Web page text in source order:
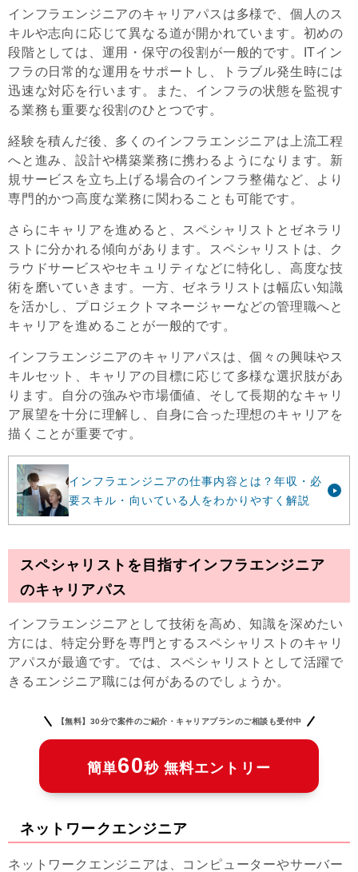
インフラエンジニアのキャリアパスは多様で、個人のス
キルや志向に応じて異なる道が開かれています。初めの
段階としては、運用・保守の役割が一般的です。ITイン
フラの日常的な運用をサポートし、トラブル発生時には
迅速な対応を行います。また、インフラの状態を監視す
る業務も重要な役割のひとつです。
経験を積んだ後、多くのインフラエンジニアは上流工程
へと進み、設計や構築業務に携わるようになります。新
規サービスを立ち上げる場合のインフラ整備など、より
専門的かつ高度な業務に関わることも可能です。
さらにキャリアを進めると、スペシャリストとゼネラリ
ストに分かれる傾向があります。スペシャリストは、ク
ラウドサービスやセキュリティなどに特化し、高度な技
術を磨いていきます。一方、ゼネラリストは幅広い知識
を活かし、プロジェクトマネージャーなどの管理職へと
キャリアを進めることが一般的です。
インフラエンジニアのキャリアパスは、個々の興味やス
キルセット、キャリアの目標に応じて多様な選択肢があ
ります。自分の強みや市場価値、そして長期的なキャリ
ア展望を十分に理解し、自身に合った理想のキャリアを
描くことが重要です。
インフラエンジニアの仕事内容とは？年収・必
要スキル・向いている人をわかりやすく解説
スペシャリストを目指すインフラエンジニア
のキャリアパス
インフラエンジニアとして技術を高め、知識を深めたい
方には、特定分野を専門とするスペシャリストのキャリ
アパスが最適です。では、スペシャリストとして活躍で
きるエンジニア職には何があるのでしょうか。
【無料】30分で案件のご紹介・キャリアプランのご相談も受付中
簡単60秒 無料エントリー
ネットワークエンジニア
ネットワークエンジニアは、コンピューターやサーバー